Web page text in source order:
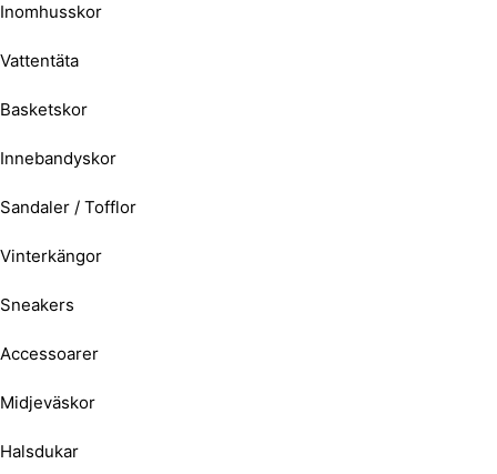
Inomhusskor
Vattentäta
Basketskor
Innebandyskor
Sandaler / Tofflor
Vinterkängor
Sneakers
Accessoarer
Midjeväskor
Halsdukar